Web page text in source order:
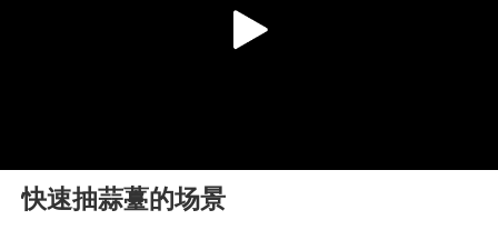
Play
快速抽蒜薹的场景